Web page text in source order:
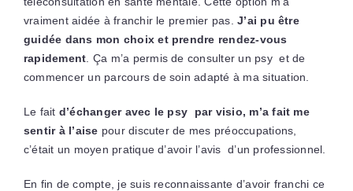
vraiment aidée à franchir le premier pas.J’ai pu être
guidée dans mon choix et prendre rendez-vous
rapidement . Ça m’a permis de consulter un psy et de
commencer un parcours de soin adapté à ma situation.
Le fait d’échanger avec le psy par visio, m’a fait me
sentir à l’aise pour discuter de mes préoccupations,
c’était un moyen pratique d’avoir l’avis d’un professionnel.
En fin de compte, je suis reconnaissante d’avoir franchi ce